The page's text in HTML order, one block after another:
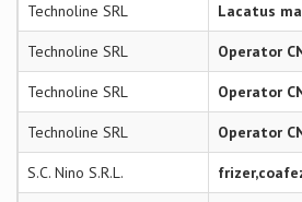
Technoline SRL Lacatus
Technoline SRL Operator
Technoline SRL Operator
Technoline SRL Operator
S.C. Nino S.R.L.